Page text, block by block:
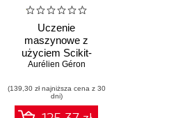
Uczenie
maszynowe z
użyciem Scikit-
Learn i PyTorch.
narzędzia i techniki
umożliwiające
Aurélien Géron
(139,30 zł najniższa cena z 30
dni)